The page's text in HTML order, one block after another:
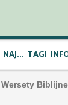
NAJ... TAGI
Wersety Biblijne